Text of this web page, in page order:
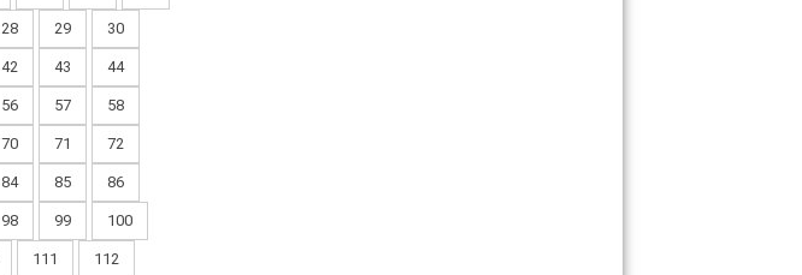
28 29 30
42 43 44
56 57 58
70 71 72
84 85 86
98 99 100
111 112